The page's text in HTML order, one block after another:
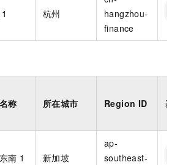
1 杭州
hangzhou-
finance
称 所在城市 Region ID 基
南 1 新加坡
ap-
southeast-